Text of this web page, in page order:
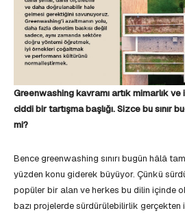
Greenwashing kavramı artık mimarlık
ciddi bir tartışma başlığı. Sizce bu sınır
mi?
Bence greenwashing sınırı bugün hâlâ
yüzden konu giderek büyüyor. Çünkü
popüler bir alan ve herkes bu dilin içinde
bazı projelerde sürdürülebilirlik gerçekten